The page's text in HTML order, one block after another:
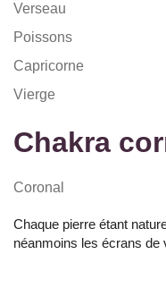
Verseau
Poissons
Capricorne
Vierge
Chakra
Coronal
Chaque pierre étant
néanmoins les écrans de